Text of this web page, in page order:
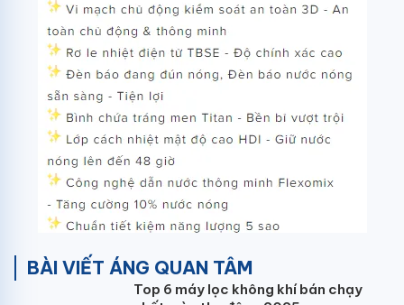
BÀI VIẾT ÁNG QUAN TÂM
Top 6 máy lọc không khí bán chạy